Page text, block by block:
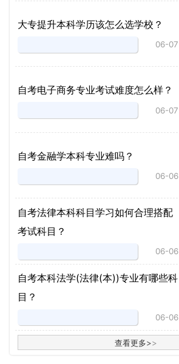
大专提升本科学历该怎么选学校？
06-07
自考电子商务专业考试难度怎么样？
06-07
自考金融学本科专业难吗？
06-06
自考法律本科科目学习如何合理搭配
考试科目？
06-06
​自考本科法学(法律(本))专业有哪些科
目？
06-06
查看更多>>